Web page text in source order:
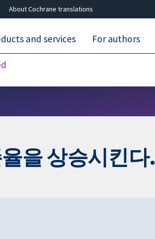
About Cochrane translations
and services For authors
을 상승시킨다.